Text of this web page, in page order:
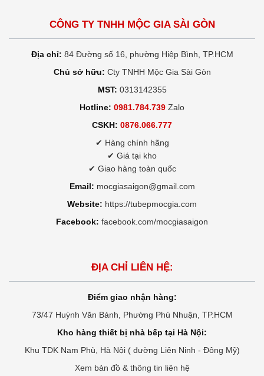
CÔNG TY TNHH MỘC GIA SÀI GÒN
Địa chỉ: 84 Đường số 16, phường Hiệp Bình, TP.HCM
Chủ sở hữu: Cty TNHH Mộc Gia Sài Gòn
MST: 0313142355
Hotline: 0981.784.739 Zalo
CSKH: 0876.066.777
✔ Hàng chính hãng
✔ Giá tại kho
✔ Giao hàng toàn quốc
Email: mocgiasaigon@gmail.com
Website: https://tubepmocgia.com
Facebook: facebook.com/mocgiasaigon
ĐỊA CHỈ LIÊN HỆ:
Điểm giao nhận hàng:
73/47 Huỳnh Văn Bánh, Phường Phú Nhuận, TP.HCM
Kho hàng thiết bị nhà bếp tại Hà Nội:
Khu TDK Nam Phù, Hà Nội ( đường Liên Ninh - Đông Mỹ)
Xem bản đồ & thông tin liên hệ